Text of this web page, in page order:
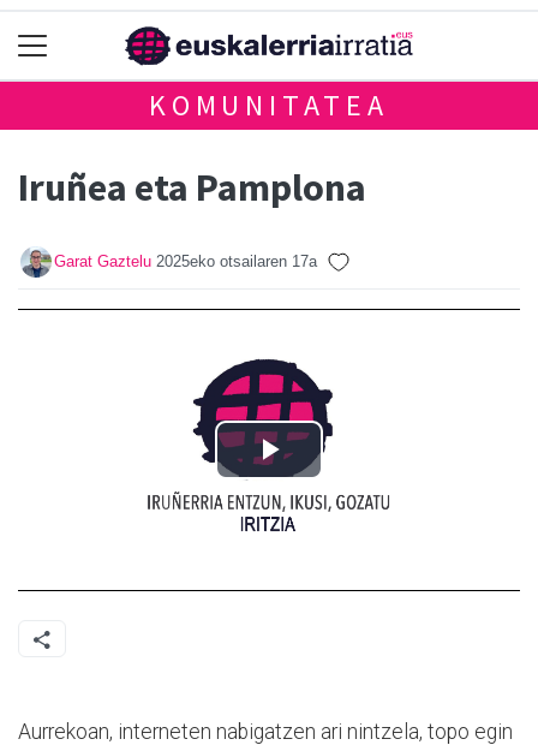
KOMUNITATEA
Iruñea eta Pamplona
Garat Gaztelu 2025eko otsailaren 17a
Aurrekoan, interneten nabigatzen ari nintzela, topo egin